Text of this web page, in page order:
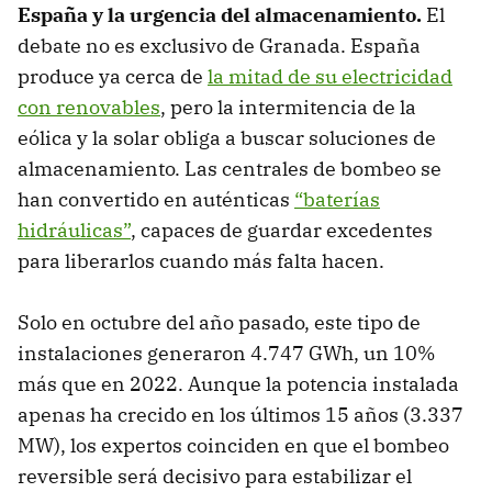
España y la urgencia del almacenamiento. El
debate no es exclusivo de Granada. España
produce ya cerca de la mitad de su electricidad
con renovables, pero la intermitencia de la
eólica y la solar obliga a buscar soluciones de
almacenamiento. Las centrales de bombeo se
han convertido en auténticas “baterías
hidráulicas”, capaces de guardar excedentes
para liberarlos cuando más falta hacen.
Solo en octubre del año pasado, este tipo de
instalaciones generaron 4.747 GWh, un 10%
más que en 2022. Aunque la potencia instalada
apenas ha crecido en los últimos 15 años (3.337
MW), los expertos coinciden en que el bombeo
reversible será decisivo para estabilizar el